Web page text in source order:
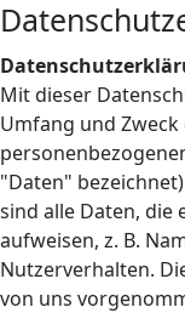
Mit dieser
Umfang und
"Daten"
sind alle Daten, die
aufweisen, z. B.
Nutzerverhalten.
von uns